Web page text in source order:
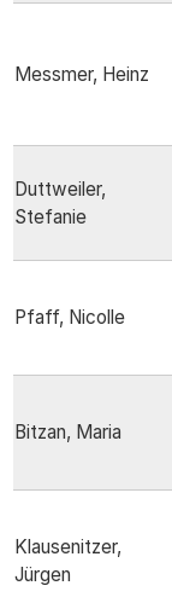
Messmer, Heinz
Duttweiler,
Stefanie
Pfaff, Nicolle
Bitzan, Maria
Klausenitzer,
Jürgen